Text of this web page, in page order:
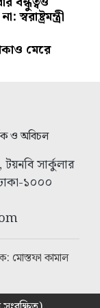
মেরে
ও অবিচল
সার্কুলার
১০০০
মোস্তফা কামাল